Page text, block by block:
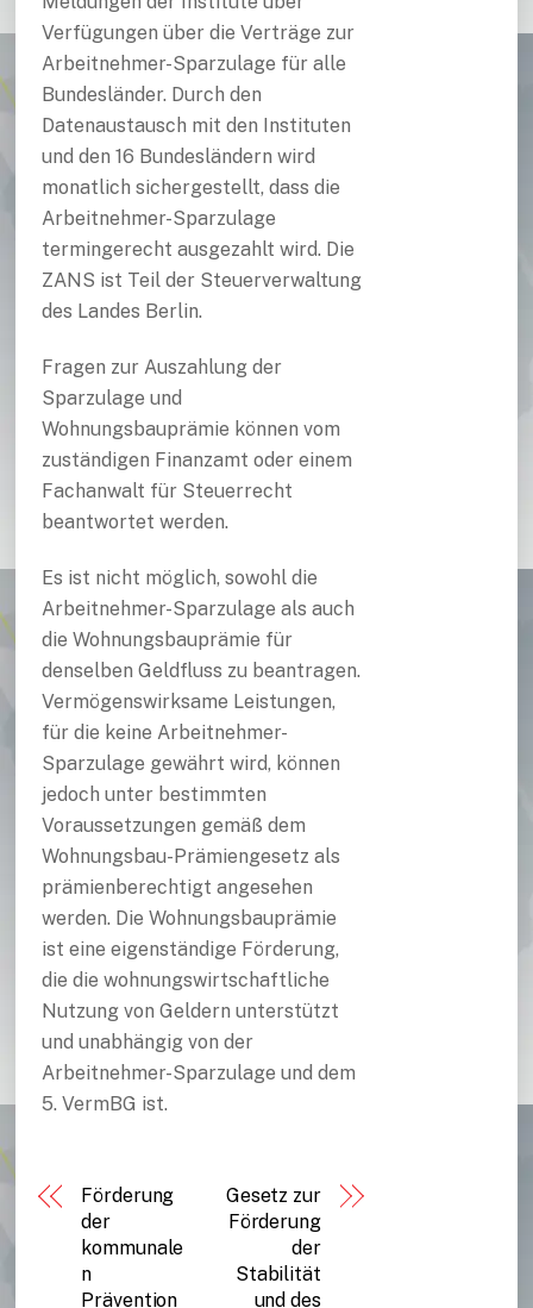
Verfügungen über die Verträge zur
Arbeitnehmer-Sparzulage für alle
Bundesländer. Durch den
Datenaustausch mit den Instituten
und den 16 Bundesländern wird
monatlich sichergestellt, dass die
Arbeitnehmer-Sparzulage
termingerecht ausgezahlt wird. Die
ZANS ist Teil der Steuerverwaltung
des Landes Berlin.
Fragen zur Auszahlung der
Sparzulage und
Wohnungsbauprämie können vom
zuständigen Finanzamt oder einem
Fachanwalt für Steuerrecht
beantwortet werden.
Es ist nicht möglich, sowohl die
Arbeitnehmer-Sparzulage als auch
die Wohnungsbauprämie für
denselben Geldfluss zu beantragen.
Vermögenswirksame Leistungen,
für die keine Arbeitnehmer-
Sparzulage gewährt wird, können
jedoch unter bestimmten
Voraussetzungen gemäß dem
Wohnungsbau-Prämiengesetz als
prämienberechtigt angesehen
werden. Die Wohnungsbauprämie
ist eine eigenständige Förderung,
die die wohnungswirtschaftliche
Nutzung von Geldern unterstützt
und unabhängig von der
Arbeitnehmer-Sparzulage und dem
5. VermBG ist.
Förderung
der
kommunale
n
Prävention
Gesetz zur
Förderung
der
Stabilität
und des